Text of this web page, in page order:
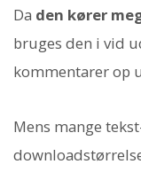
Da den kører
bruges den i vid
kommentarer op
Mens mange